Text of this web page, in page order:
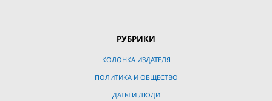
РУБРИКИ
КОЛОНКА ИЗДАТЕЛЯ
ПОЛИТИКА И ОБЩЕСТВО
ДАТЫ И ЛЮДИ